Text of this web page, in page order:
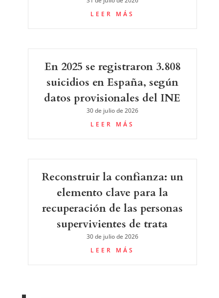
LEER MÁS
En 2025 se registraron 3.808
suicidios en España, según
datos provisionales del INE
30 de julio de 2026
LEER MÁS
Reconstruir la confianza: un
elemento clave para la
recuperación de las personas
supervivientes de trata
30 de julio de 2026
LEER MÁS